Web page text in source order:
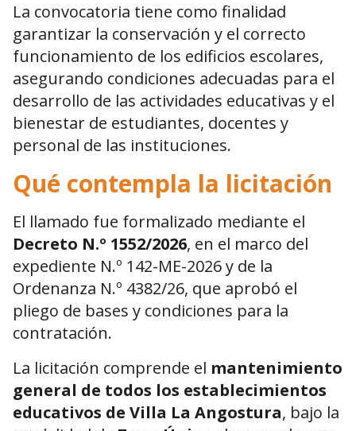
La convocatoria tiene como finalidad
garantizar la conservación y el correcto
funcionamiento de los edificios escolares,
asegurando condiciones adecuadas para el
desarrollo de las actividades educativas y el
bienestar de estudiantes, docentes y
personal de las instituciones.
Qué contempla la licitación
El llamado fue formalizado mediante el
Decreto N.º 1552/2026, en el marco del
expediente N.º 142-ME-2026 y de la
Ordenanza N.º 4382/26, que aprobó el
pliego de bases y condiciones para la
contratación.
La licitación comprende el mantenimiento
general de todos los establecimientos
educativos de Villa La Angostura, bajo la